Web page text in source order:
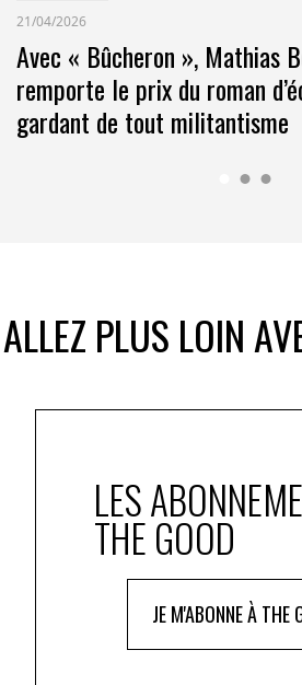
profils
signataires. Des entreprises telles
en œuvre.
Anne-Sophie Beraud, SVP
Diversités, Equité et Inclusion
de l’Engagement EY France,
collectif fondée sur des actions
« Le sexisme ordinaire
prises de position de principe»
21/04/2026
Avec « Bûcheron », Mathias
remporte le prix du roman
gardant de tout militantisme
ALLEZ PLUS LOIN
LES
THE GOOD
JE M'ABONNE À THE